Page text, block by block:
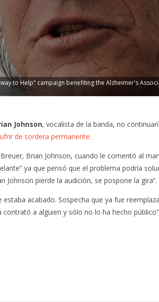
to Help" campaign benefiting the Alzheimer's
Johnson, vocalista de la banda, no
de sordera permanente.
Brian Johnson, cuando le comentó al
ya que pensó que el problema podría
Johnson pierde la audición, se pospone la gira”.
acabado. Sospecha que ya fue
a alguien y sólo no lo ha hecho